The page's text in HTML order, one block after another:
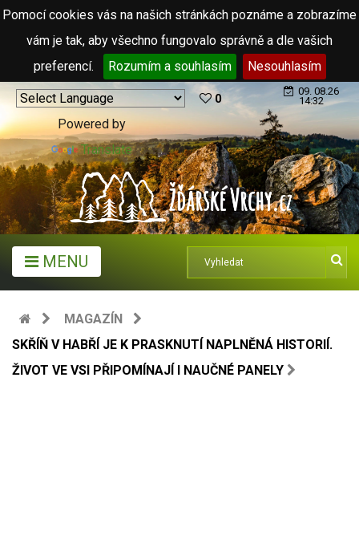
Pomocí cookies vás na našich stránkách poznáme a zobrazíme
vám je tak, aby všechno fungovalo správně a dle vašich
preferencí.
Rozumím a souhlasím Nesouhlasím
Powered by
Translate
0
09. 08.26
14:32
MENU
MAGAZÍN
SKŘÍŇ V HABŘÍ JE K PRASKNUTÍ NAPLNĚNÁ HISTORIÍ.
ŽIVOT VE VSI PŘIPOMÍNAJÍ I NAUČNÉ PANELY